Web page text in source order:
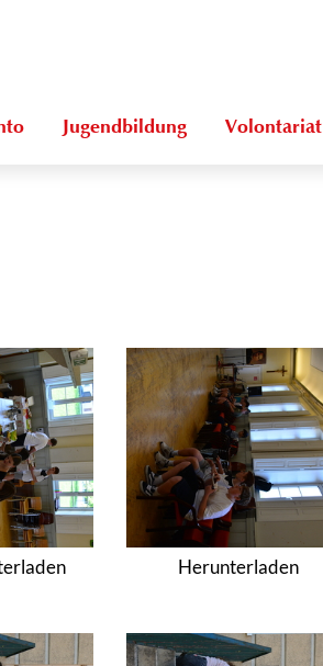
Jugendbildung Volontariat
Herunterladen